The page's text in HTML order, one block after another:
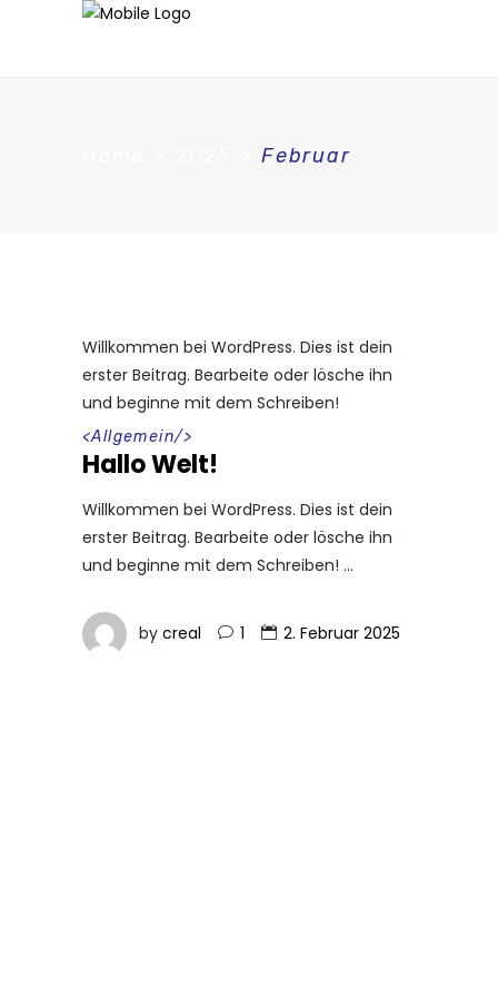
Februar
Willkommen bei WordPress. Dies ist dein
erster Beitrag. Bearbeite oder lösche ihn
und beginne mit dem Schreiben!
<Allgemein/>
Hallo Welt!
Willkommen bei WordPress. Dies ist dein
erster Beitrag. Bearbeite oder lösche ihn
und beginne mit dem Schreiben!
by creal 1 2. Februar 2025